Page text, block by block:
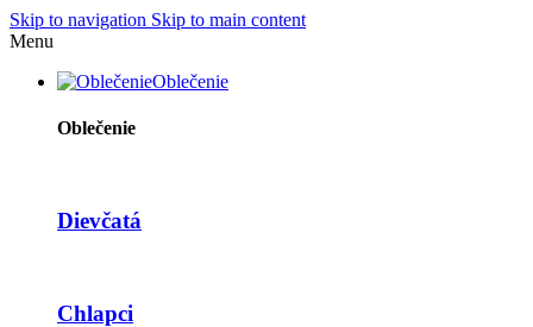
Skip to navigation Skip to main content
Menu
Oblečenie
Oblečenie
Dievčatá
Chlapci